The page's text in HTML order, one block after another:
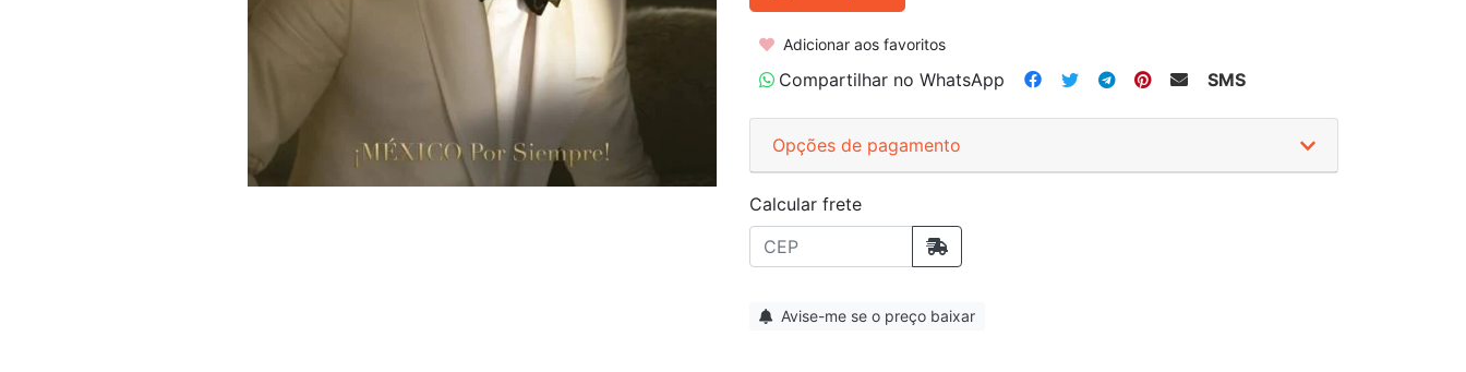
Adicionar aos favoritos
Compartilhar no WhatsApp SMS
Opções de pagamento
Calcular frete
Avise-me se o preço baixar